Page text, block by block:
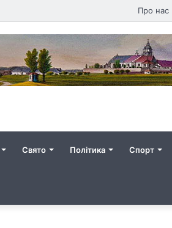
Про нас
Свято Політика Спорт